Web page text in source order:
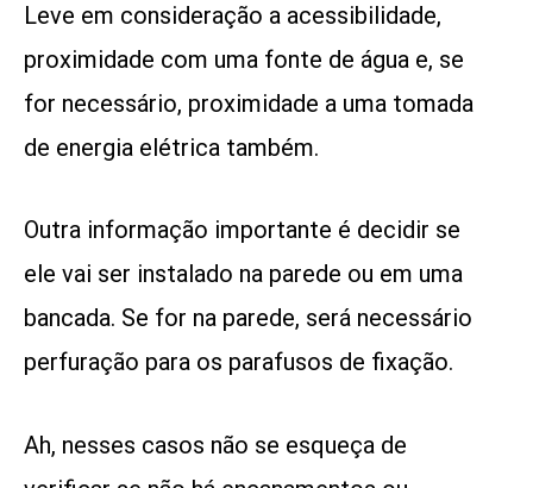
Leve em consideração a acessibilidade,
proximidade com uma fonte de água e, se
for necessário, proximidade a uma tomada
de energia elétrica também.
Outra informação importante é decidir se
ele vai ser instalado na parede ou em uma
bancada. Se for na parede, será necessário
perfuração para os parafusos de fixação.
Ah, nesses casos não se esqueça de